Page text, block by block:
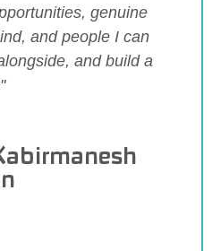
genuine
and people I can
and build a